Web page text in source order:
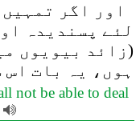
اور اگر
لئے پسندیدہ
(زائد بیویوں
ہوں، یہ بات
not be able to deal